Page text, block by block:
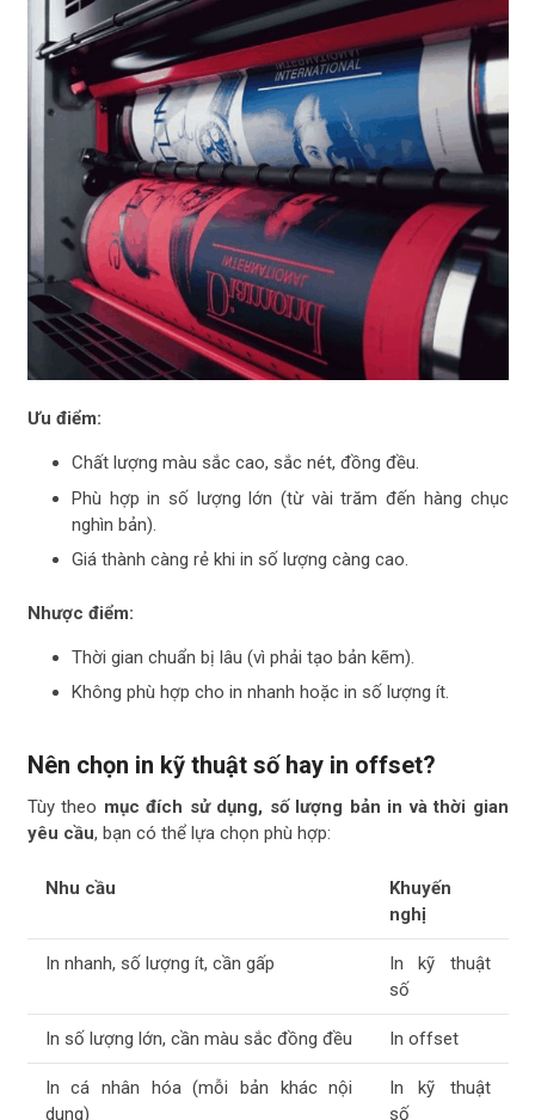
Ưu điểm:
Chất lượng màu sắc cao, sắc nét, đồng đều.
Phù hợp in số lượng lớn (từ vài trăm đến hàng chục
nghìn bản).
Giá thành càng rẻ khi in số lượng càng cao.
Nhược điểm:
Thời gian chuẩn bị lâu (vì phải tạo bản kẽm).
Không phù hợp cho in nhanh hoặc in số lượng ít.
Nên chọn in kỹ thuật số hay in offset?
Tùy theo mục đích sử dụng, số lượng bản in và thời gian
yêu cầu, bạn có thể lựa chọn phù hợp:
Nhu cầu
Khuyến
nghị
In nhanh, số lượng ít, cần gấp
In kỹ thuật
số
In số lượng lớn, cần màu sắc đồng đều In offset
In cá nhân hóa (mỗi bản khác nội
dung)
In kỹ thuật
số